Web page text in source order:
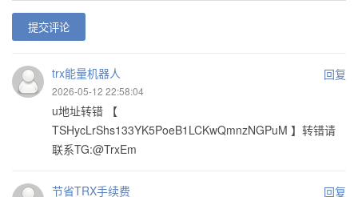
提交评论
trx能量机器人 回复
2026-05-12 22:58:04
u地址转错 【
TSHycLrShs133YK5PoeB1LCKwQmnzNGPuM 】转错请
联系TG:@TrxEm
节省TRX手续费 回复